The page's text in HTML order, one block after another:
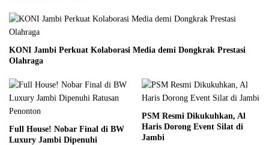
KONI Jambi Perkuat Kolaborasi Media demi Dongkrak Prestasi
Olahraga
Full House! Nobar Final di BW
Luxury Jambi Dipenuhi
PSM Resmi Dikukuhkan, Al
Haris Dorong Event Silat di
Jambi